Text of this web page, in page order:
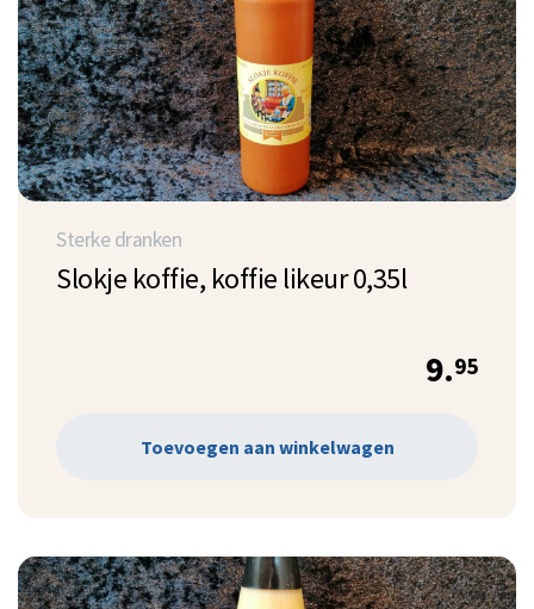
Sterke dranken
Slokje koffie, koffie likeur 0,35l
9.95
Toevoegen aan winkelwagen